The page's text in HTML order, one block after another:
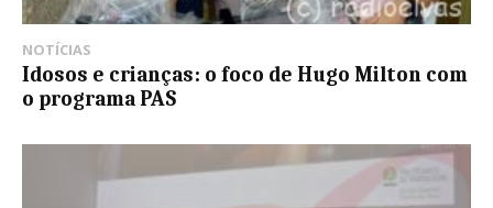
NOTÍCIAS
Idosos e crianças: o foco de Hugo Milton com
o programa PAS